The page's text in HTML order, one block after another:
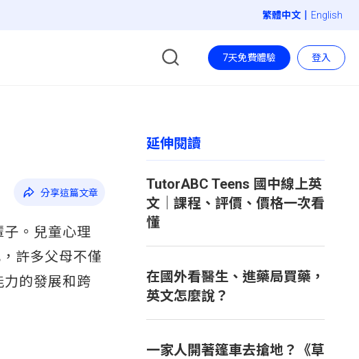
| English
7天免費體驗 登入
分享這篇文章
。兒童心理
許多父母不僅
的發展和跨
延伸閱讀
TutorABC Teens 國中線上英
文｜課程、評價、價格一次看
懂
在國外看醫生、進藥局買藥，
英文怎麼說？
一家人開著篷車去搶地？《草